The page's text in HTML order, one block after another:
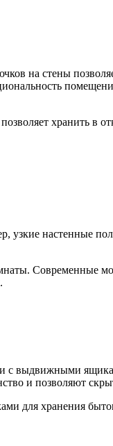
на стены
хранить в
настенные
Современные
выдвижными
и позволяют
для хранения